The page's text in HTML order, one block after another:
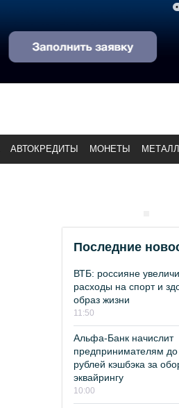
АВТОКРЕДИТЫ МОНЕТЫ
Последние
ВТБ: россияне
расходы на спорт и
образ жизни
11:50
Альфа-Банк начислит
предпринимателям
рублей кэшбэка за
эквайрингу
10:00